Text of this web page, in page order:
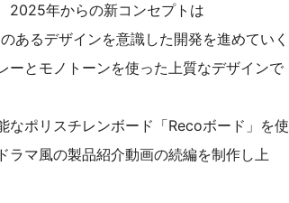
2025年からの新コンセプトは
あるデザインを意識した開発を進めていく
ーとモノトーンを使った上質なデザインで
なポリスチレンボード「Recoボード」を使
ラマ風の製品紹介動画の続編を制作し上